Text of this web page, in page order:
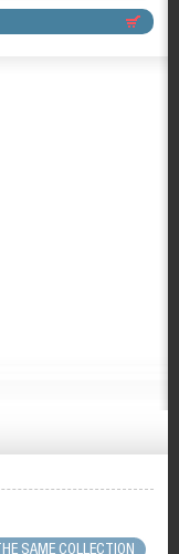
SAME COLLECTION